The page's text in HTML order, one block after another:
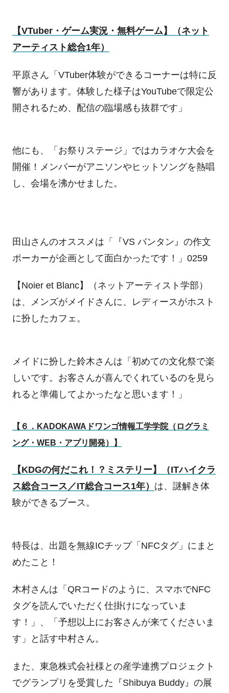
【VTuber・ゲーム実況・無料ゲーム】（ネット
アーティスト総合1年）
平原さん「 VTuber体験ができるコーナーは特に反
響があります。体験した様子はYouTubeで限定公
開されるため、配信の臨場感も抜群です」
他にも、「お祭りステージ」ではカラオケ大会を
開催！メンバーがアニソンやヒットソングを熱唱
し、会場を沸かせました。
田山さんのオススメは「『VS バンタン』の作文
ポーカーが企画として面白かったです！」0259
【 Noier et Blanc】（ネットアーティスト学部）
は、メンズがメイドさんに、レディースがホスト
に扮したカフェ。
メイドに扮した鈴木さんは「初めての文化祭で楽
しいです。お客さんが喜んでくれているのを見ら
れると準備してよかったなと思います！」
【６． KADOKAWA ドワンゴ情報工学学院（ログラミ
ング・WEB・アプリ開発）】
【KDGの何だこれ！？ミステリー】（ITハイクラ
ス総合コース／IT総合コース1年） は、謎解き体
験ができるブース。
特長は、出題を無線ICチップ「 NFCタグ」にまと
めたこと！
木村さんは「 QRコードのように、スマホでNFC
タグを読んでいただく仕掛けになっていま
す！」、「予想以上にお客さんが来てくださいま
す」と話す中村さん。
また、東急株式会社様との産学連携プロジェクト
でグランプリを受賞した『Shibuya Buddy』の展